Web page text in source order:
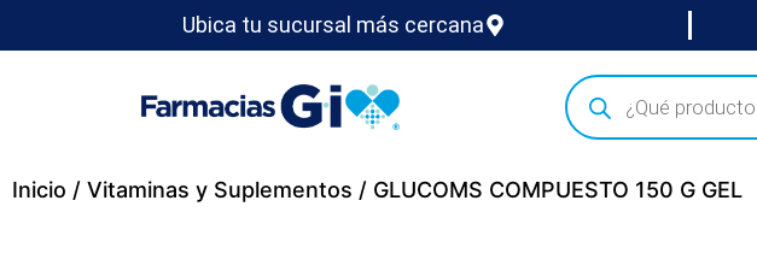
Ubica tu sucursal más cercana
Inicio / Vitaminas y Suplementos / GLUCOMS COMPUESTO 150 G GEL